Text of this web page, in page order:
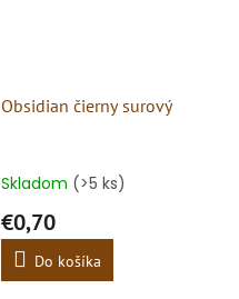
Obsidian čierny surový
Skladom (>5 ks)
€0,70
Do košíka